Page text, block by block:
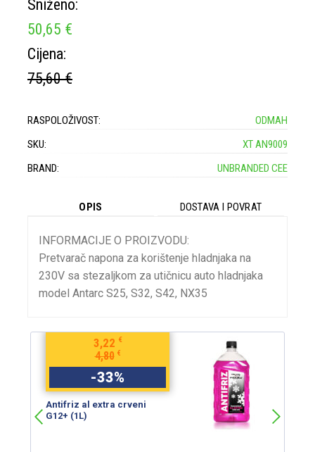
Sniženo:
50,65 €
Cijena:
75,60 €
RASPOLOŽIVOST:
ODMAH
SKU:
XT AN9009
BRAND:
UNBRANDED CEE
OPIS DOSTAVA I POVRAT
INFORMACIJE O PROIZVODU:
Pretvarač napona za korištenje hladnjaka na
230V sa stezaljkom za utičnicu auto hladnjaka
model Antarc S25, S32, S42, NX35
4,80 €
3,22 €
-33%
Antifriz al extra crveni
G12+ (1L)